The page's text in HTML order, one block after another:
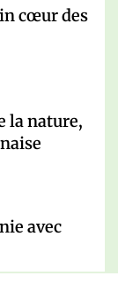
cœur des
la nature,
avec